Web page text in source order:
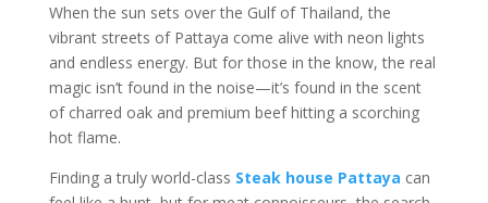
When the sun sets over the Gulf of Thailand, the
vibrant streets of Pattaya come alive with neon lights
and endless energy. But for those in the know, the real
magic isn’t found in the noise—it’s found in the scent
of charred oak and premium beef hitting a scorching
hot flame.
Finding a truly world-class Steak house Pattaya can